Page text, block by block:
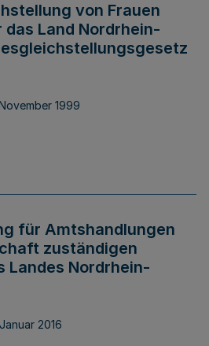
von Frauen
Land Nordrhein-
1999
für Amtshandlungen
zuständigen
Landes Nordrhein-
2016